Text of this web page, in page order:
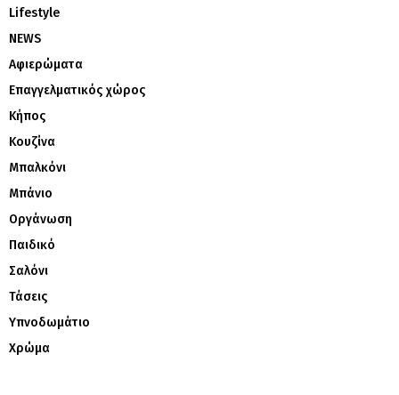
Lifestyle
NEWS
Αφιερώματα
Επαγγελματικός χώρος
Κήπος
Κουζίνα
Μπαλκόνι
Μπάνιο
Οργάνωση
Παιδικό
Σαλόνι
Τάσεις
Υπνοδωμάτιο
Χρώμα